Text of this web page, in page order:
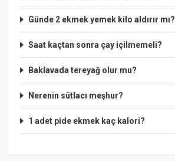
Günde 2 ekmek yemek kilo aldırır mı?
Saat kaçtan sonra çay içilmemeli?
Baklavada tereyağ olur mu?
Nerenin sütlacı meşhur?
1 adet pide ekmek kaç kalori?